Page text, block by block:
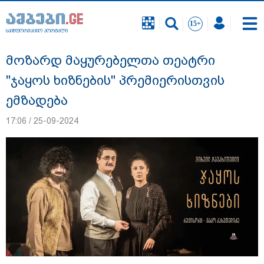
საინფორმაციო პორტალი
2026 წლის რეკორდულად ცხელი
ზაფხული და "ელ ნინო" მხოლოდ ახლა
იკრებს ძალებს - რა იქნება შემდეგ?
საინფორმაციო პორტალი
მოზარდ მაყურებელთა თეატრი
"ჯაყოს ხიზნების" პრემიერისთვის
ემზადება
17:06 / 25-09-2024